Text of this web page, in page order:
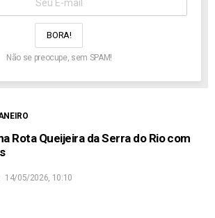
Não se preocupe, sem SPAM!
Rota Queijeira da Serra do Rio com
14/05/2026, 10:10